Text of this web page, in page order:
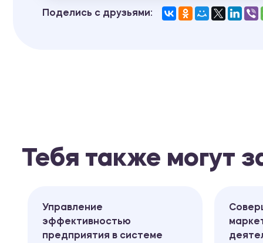
Поделись с друзьями:
Тебя также могут
Управление
эффективностью
предприятия в системе